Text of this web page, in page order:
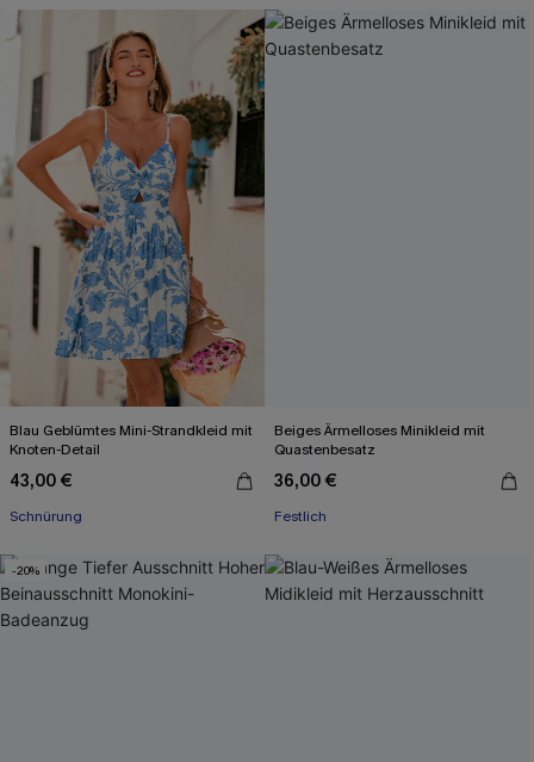
Blau Geblümtes Mini-Strandkleid mit
Knoten-Detail
43,00 €
Schnürung
Beiges Ärmelloses Minikleid mit
Quastenbesatz
36,00 €
Festlich
-20%